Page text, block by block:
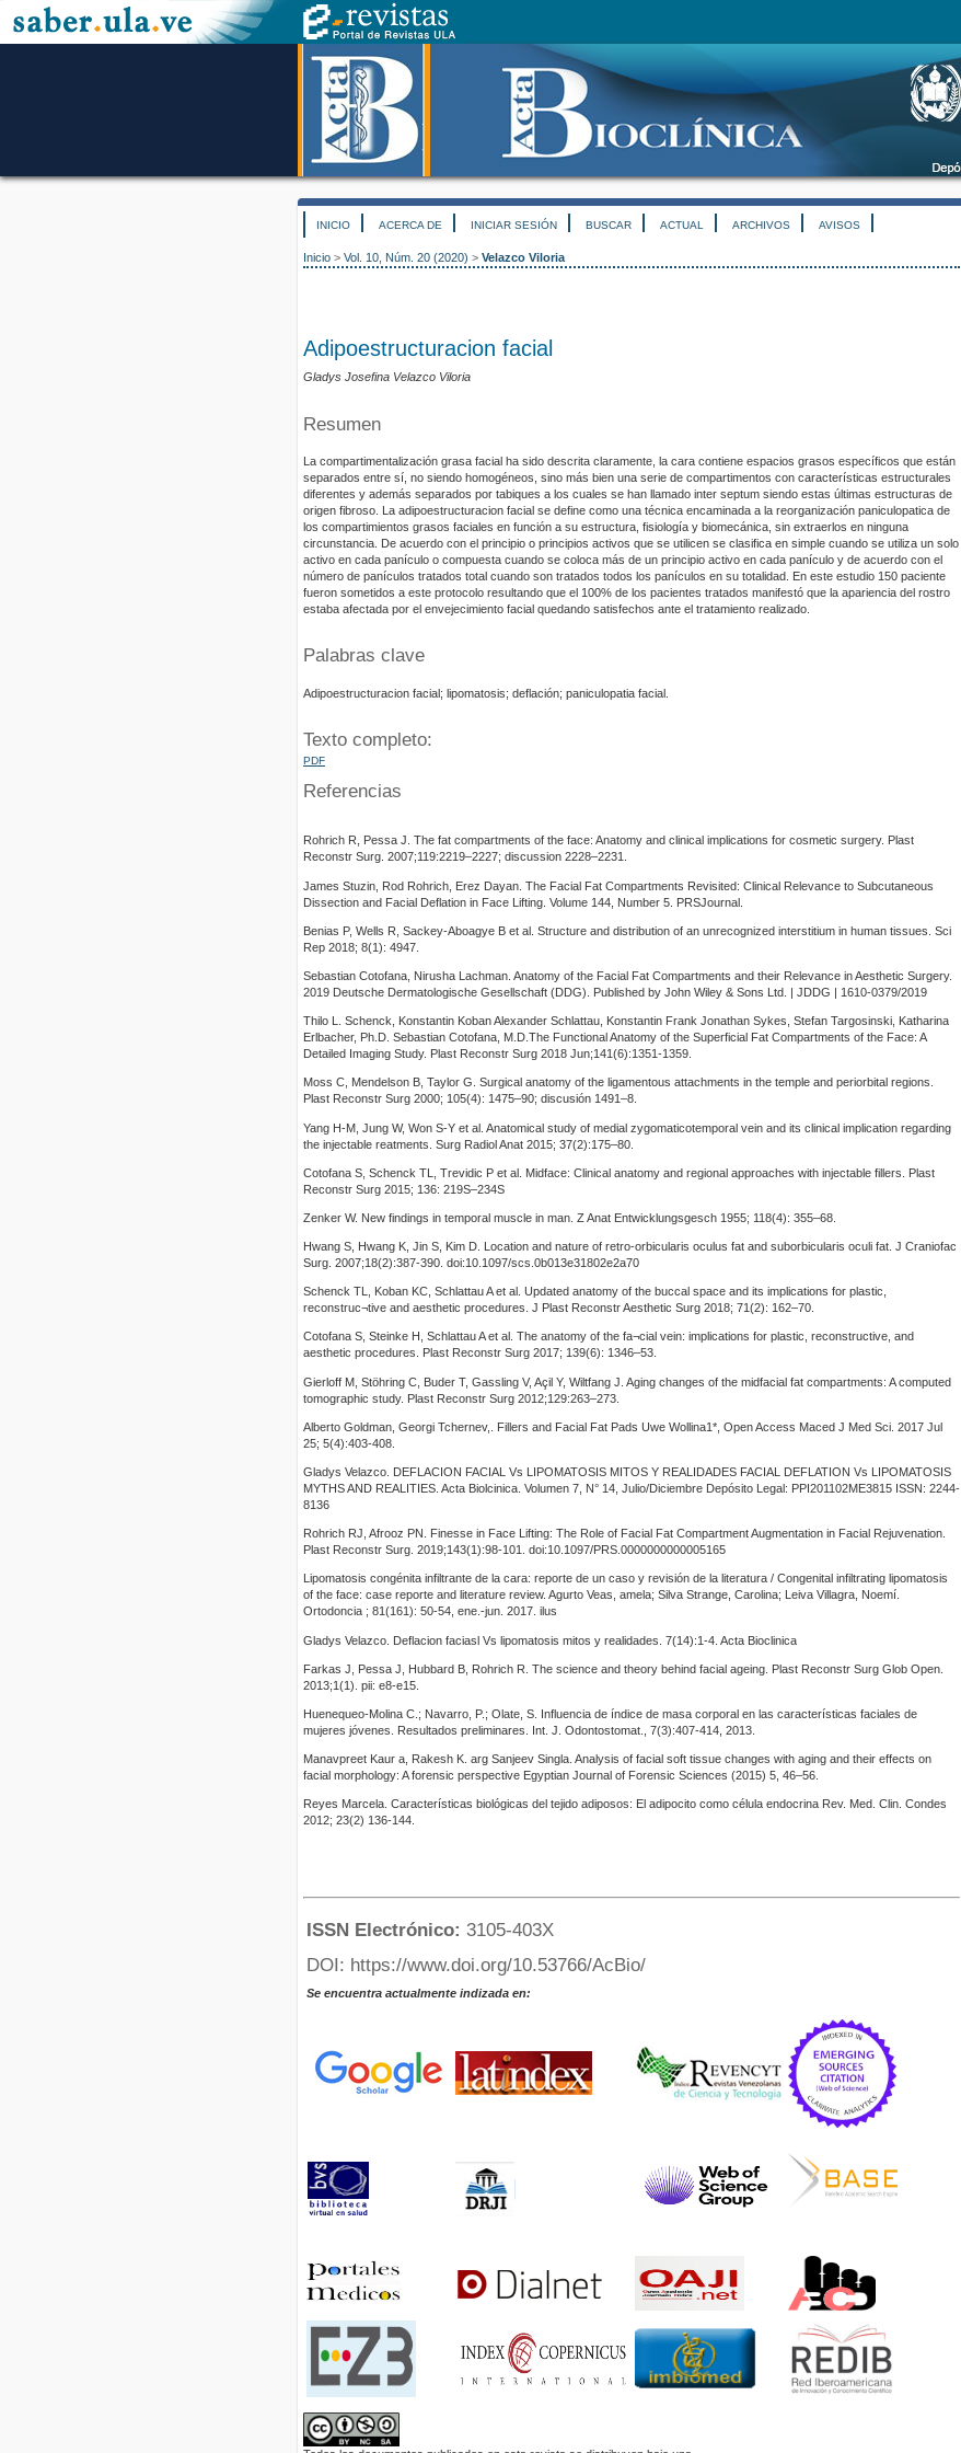
INICIO ACERCA DE INICIAR SESIÓN BUSCAR ACTUAL ARCHIVOS AVISOS
Inicio > Vol. 10, Núm. 20 (2020) > Velazco Viloria
Adipoestructuracion facial
Gladys Josefina Velazco Viloria
Resumen
La compartimentalización grasa facial ha sido descrita claramente, la cara contiene espacios grasos específicos que están
separados entre sí, no siendo homogéneos, sino más bien una serie de compartimentos con características estructurales
diferentes y además separados por tabiques a los cuales se han llamado inter septum siendo estas últimas estructuras de
origen fibroso. La adipoestructuracion facial se define como una técnica encaminada a la reorganización paniculopatica de
los compartimientos grasos faciales en función a su estructura, fisiología y biomecánica, sin extraerlos en ninguna
circunstancia. De acuerdo con el principio o principios activos que se utilicen se clasifica en simple cuando se utiliza un solo
activo en cada panículo o compuesta cuando se coloca más de un principio activo en cada panículo y de acuerdo con el
número de panículos tratados total cuando son tratados todos los panículos en su totalidad. En este estudio 150 paciente
fueron sometidos a este protocolo resultando que el 100% de los pacientes tratados manifestó que la apariencia del rostro
estaba afectada por el envejecimiento facial quedando satisfechos ante el tratamiento realizado.
Palabras clave
Adipoestructuracion facial; lipomatosis; deflación; paniculopatia facial.
Texto completo:
PDF
Referencias
Rohrich R, Pessa J. The fat compartments of the face: Anatomy and clinical implications for cosmetic surgery. Plast
Reconstr Surg. 2007;119:2219–2227; discussion 2228–2231.
James Stuzin, Rod Rohrich, Erez Dayan. The Facial Fat Compartments Revisited: Clinical Relevance to Subcutaneous
Dissection and Facial Deflation in Face Lifting. Volume 144, Number 5. PRSJournal.
Benias P, Wells R, Sackey-Aboagye B et al. Structure and distribution of an unrecognized interstitium in human tissues. Sci
Rep 2018; 8(1): 4947.
Sebastian Cotofana, Nirusha Lachman. Anatomy of the Facial Fat Compartments and their Relevance in Aesthetic Surgery.
2019 Deutsche Dermatologische Gesellschaft (DDG). Published by John Wiley & Sons Ltd. | JDDG | 1610-0379/2019
Thilo L. Schenck, Konstantin Koban Alexander Schlattau, Konstantin Frank Jonathan Sykes, Stefan Targosinski, Katharina
Erlbacher, Ph.D. Sebastian Cotofana, M.D.The Functional Anatomy of the Superficial Fat Compartments of the Face: A
Detailed Imaging Study. Plast Reconstr Surg 2018 Jun;141(6):1351-1359.
Moss C, Mendelson B, Taylor G. Surgical anatomy of the ligamentous attachments in the temple and periorbital regions.
Plast Reconstr Surg 2000; 105(4): 1475–90; discusión 1491–8.
Yang H-M, Jung W, Won S-Y et al. Anatomical study of medial zygomaticotemporal vein and its clinical implication regarding
the injectable reatments. Surg Radiol Anat 2015; 37(2):175–80.
Cotofana S, Schenck TL, Trevidic P et al. Midface: Clinical anatomy and regional approaches with injectable fillers. Plast
Reconstr Surg 2015; 136: 219S–234S
Zenker W. New findings in temporal muscle in man. Z Anat Entwicklungsgesch 1955; 118(4): 355–68.
Hwang S, Hwang K, Jin S, Kim D. Location and nature of retro-orbicularis oculus fat and suborbicularis oculi fat. J Craniofac
Surg. 2007;18(2):387-390. doi:10.1097/scs.0b013e31802e2a70
Schenck TL, Koban KC, Schlattau A et al. Updated anatomy of the buccal space and its implications for plastic,
reconstruc¬tive and aesthetic procedures. J Plast Reconstr Aesthetic Surg 2018; 71(2): 162–70.
Cotofana S, Steinke H, Schlattau A et al. The anatomy of the fa¬cial vein: implications for plastic, reconstructive, and
aesthetic procedures. Plast Reconstr Surg 2017; 139(6): 1346–53.
Gierloff M, Stöhring C, Buder T, Gassling V, Açil Y, Wiltfang J. Aging changes of the midfacial fat compartments: A computed
tomographic study. Plast Reconstr Surg 2012;129:263–273.
Alberto Goldman, Georgi Tchernev,. Fillers and Facial Fat Pads Uwe Wollina1*, Open Access Maced J Med Sci. 2017 Jul
25; 5(4):403-408.
Gladys Velazco. DEFLACION FACIAL Vs LIPOMATOSIS MITOS Y REALIDADES FACIAL DEFLATION Vs LIPOMATOSIS
MYTHS AND REALITIES. Acta Biolcinica. Volumen 7, N° 14, Julio/Diciembre Depósito Legal: PPI201102ME3815 ISSN: 2244-
8136
Rohrich RJ, Afrooz PN. Finesse in Face Lifting: The Role of Facial Fat Compartment Augmentation in Facial Rejuvenation.
Plast Reconstr Surg. 2019;143(1):98-101. doi:10.1097/PRS.0000000000005165
Lipomatosis congénita infiltrante de la cara: reporte de un caso y revisión de la literatura / Congenital infiltrating lipomatosis
of the face: case reporte and literature review. Agurto Veas, amela; Silva Strange, Carolina; Leiva Villagra, Noemí.
Ortodoncia ; 81(161): 50-54, ene.-jun. 2017. ilus
Gladys Velazco. Deflacion faciasl Vs lipomatosis mitos y realidades. 7(14):1-4. Acta Bioclinica
Farkas J, Pessa J, Hubbard B, Rohrich R. The science and theory behind facial ageing. Plast Reconstr Surg Glob Open.
2013;1(1). pii: e8-e15.
Huenequeo-Molina C.; Navarro, P.; Olate, S. Influencia de índice de masa corporal en las características faciales de
mujeres jóvenes. Resultados preliminares. Int. J. Odontostomat., 7(3):407-414, 2013.
Manavpreet Kaur a, Rakesh K. arg Sanjeev Singla. Analysis of facial soft tissue changes with aging and their effects on
facial morphology: A forensic perspective Egyptian Journal of Forensic Sciences (2015) 5, 46–56.
Reyes Marcela. Características biológicas del tejido adiposos: El adipocito como célula endocrina Rev. Med. Clin. Condes
2012; 23(2) 136-144.
ISSN Electrónico: 3105-403X
DOI: https://www.doi.org/10.53766/AcBio/
Se encuentra actualmente indizada en: